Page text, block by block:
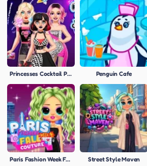
Princesses Cocktail Party Divas Penguin Cafe
Paris Fashion Week Fall Couture Street Style Maven